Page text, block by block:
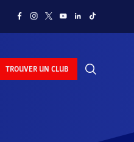
TROUVER UN CLUB